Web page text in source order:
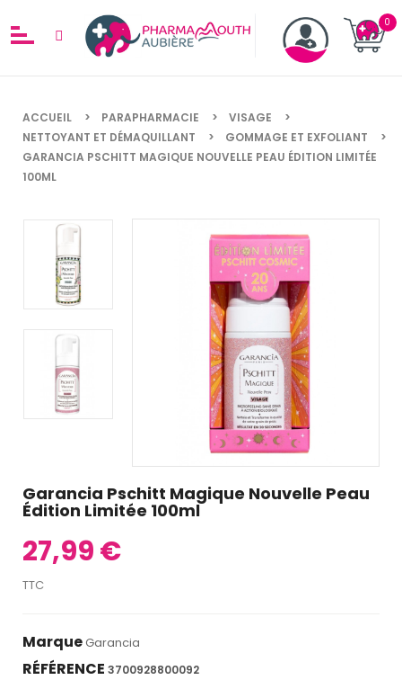
ACCUEIL PARAPHARMACIE
VISAGE
NETTOYANT ET DÉMAQUILLANT
GOMMAGE ET EXFOLIANT
GARANCIA PSCHITT MAGIQUE NOUVELLE PEAU ÉDITION LIMITÉE
100ML
Garancia Pschitt Magique Nouvelle Peau
Édition Limitée 100ml
27,99 €
TTC
MarqueGarancia
RÉFÉRENCE 3700928800092